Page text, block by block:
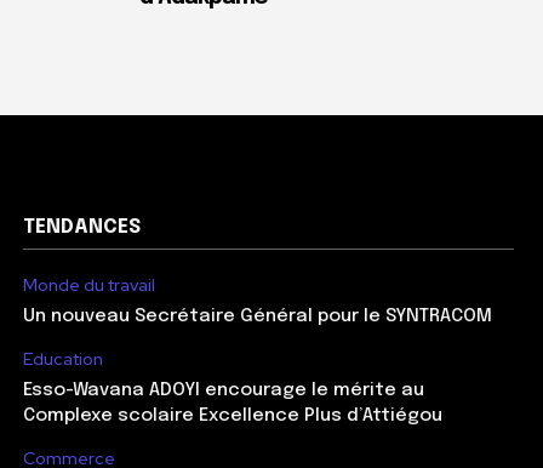
TENDANCES
Monde du travail
Un nouveau Secrétaire Général pour le SYNTRACOM
Education
Esso-Wavana ADOYI encourage le mérite au
Complexe scolaire Excellence Plus d’Attiégou
Commerce